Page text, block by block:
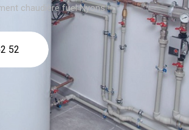
chaudière fuel Nyons
52